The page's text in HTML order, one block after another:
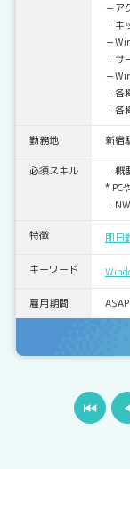
－ア
・
－
・
－
・
・
勤務地 新宿
必須スキル
・
* PC
・
特徴 即日
キーワード
雇用期間 ASAP